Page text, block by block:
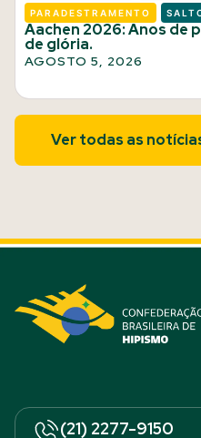
PARADESTRAMENTO
Aachen 2026: Anos de
de glória.
AGOSTO 5, 2026
Ver todas as
(21) 2277-9150